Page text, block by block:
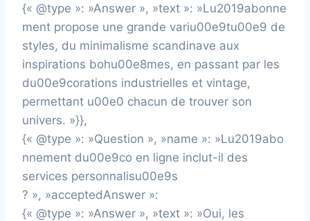
{« @type »: »Answer », »text »: »Lu2019abonne
ment propose une grande variu00e9tu00e9 de
styles, du minimalisme scandinave aux
inspirations bohu00e8mes, en passant par les
du00e9corations industrielles et vintage,
permettant u00e0 chacun de trouver son
univers. »}},
{« @type »: »Question », »name »: »Lu2019abo
nnement du00e9co en ligne inclut-il des
services personnalisu00e9s
? », »acceptedAnswer »:
{« @type »: »Answer », »text »: »Oui, les